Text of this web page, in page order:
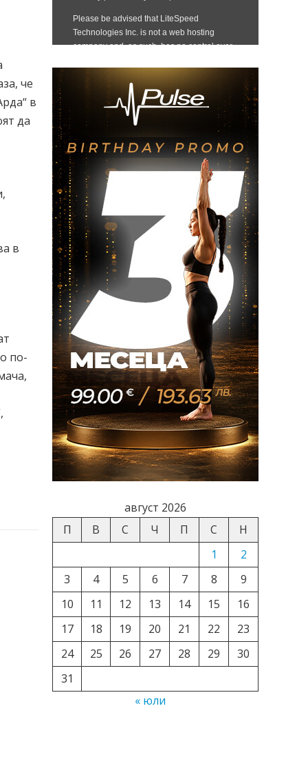
че
в
да
в
по-
август 2026
П
В С Ч П С
Н
1
2
3
4 5 6 7 8
9
10
11 12 13 14 15
16
17
18 19 20 21 22
23
24
25 26 27 28 29
30
31
« юли